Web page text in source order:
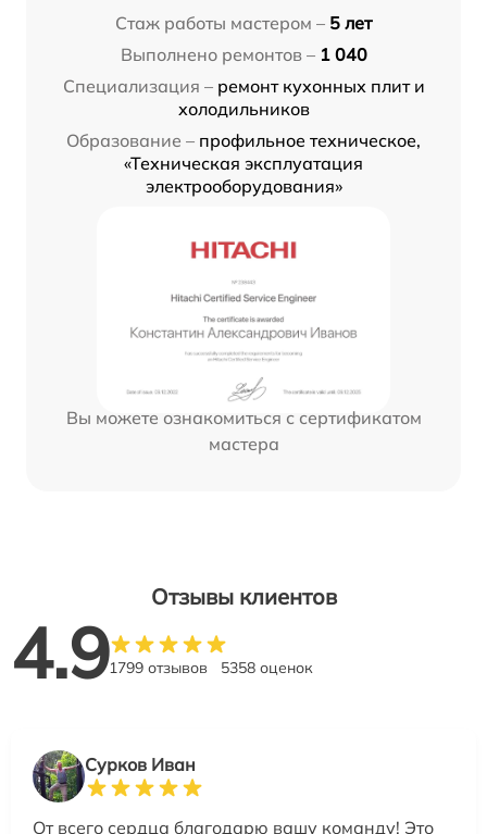
Стаж работы мастером – 5 лет
Выполнено ремонтов – 1 040
Специализация – ремонт кухонных плит и
холодильников
Образование – профильное техническое,
«Техническая эксплуатация
электрооборудования»
Вы можете ознакомиться с сертификатом
мастера
Отзывы клиентов
4.91799 отзывов 5358 оценок
Сурков Иван
От всего сердца благодарю вашу команду! Это